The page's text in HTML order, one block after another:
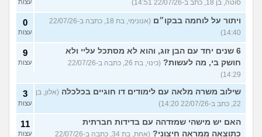
סוטה, בן 18, כתב ב-22/07/26 14:51)
עצות
ויתור על לוחמה בבקו״ם
(אנונימי, בת 18, כתבה ב-22/07/26
14:40)
0
עצות
6 שנים יחד עם הבן זוג, והוא לא מסתכל עליי ולא
חושק בי, מה לעשות?
(כינוי, בת 26, כתבה ב-22/07/26
14:29)
9
עצות
שילוב משרה מלאה עם לימודים דו חוגיים בכלכלה (אלון, בן
22, כתב ב-22/07/26 14:20)
3
עצות
האם יש מישהי שמזדהה עם בדידות חברתית
כתוצאה ממראה חיצוני?
(אחת, בת 34, כתבה ב-22/07/26
11
עצות